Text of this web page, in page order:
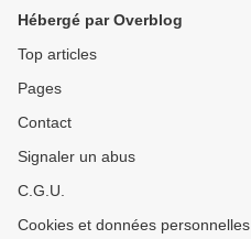
Hébergé par Overblog
Top articles
Pages
Contact
Signaler un abus
C.G.U.
Cookies et données personnelles